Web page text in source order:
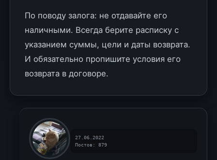
По поводу залога: не отдавайте его
наличными. Всегда берите расписку с
указанием суммы, цели и даты возврата.
И обязательно пропишите условия его
возврата в договоре.
27.06.2022
Постов: 879